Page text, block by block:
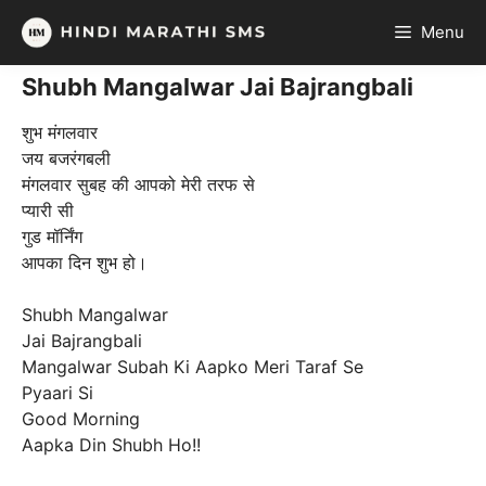
Skip
content
Menu
Shubh Mangalwar Jai Bajrangbali
शुभ मंगलवार
जय बजरंगबली
मंगलवार सुबह की आपको मेरी तरफ से
प्यारी सी
गुड मॉर्निंग
आपका दिन शुभ हो।
Shubh Mangalwar
Jai Bajrangbali
Mangalwar Subah Ki Aapko Meri Taraf Se
Pyaari Si
Good Morning
Aapka Din Shubh Ho!!